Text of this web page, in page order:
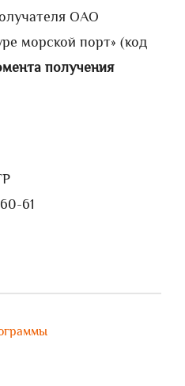
ОАО
морской порт» (код
получения
61